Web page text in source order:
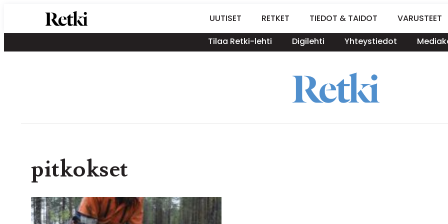
sisältöön
Retki-lehti
Retkeily,
vaellus,
UUTISET RETKET TIEDOT & TAIDOT VARUSTEET
Tilaa Retki-lehti
Digilehti Yhteystiedot
pitkokset